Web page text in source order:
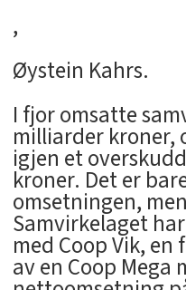
,
Øystein Kahrs.
I fjor omsatte
milliarder kroner,
igjen et
kroner. Det er
omsetningen,
Samvirkelaget
med Coop Vik,
av en Coop Mega